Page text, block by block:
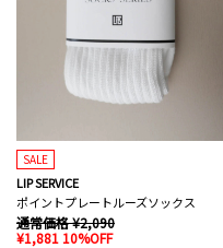
SALE
LIP SERVICE
ポイントプレートルーズソックス
通常価格 ¥2,090
¥1,881 10%OFF